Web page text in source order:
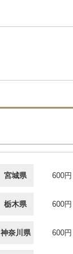
宮城県 600円
栃木県 600円
神奈川県 600円